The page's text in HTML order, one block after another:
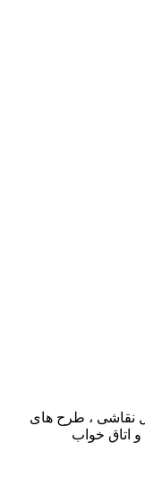
نقاشی ، طرح های
اتاق خواب